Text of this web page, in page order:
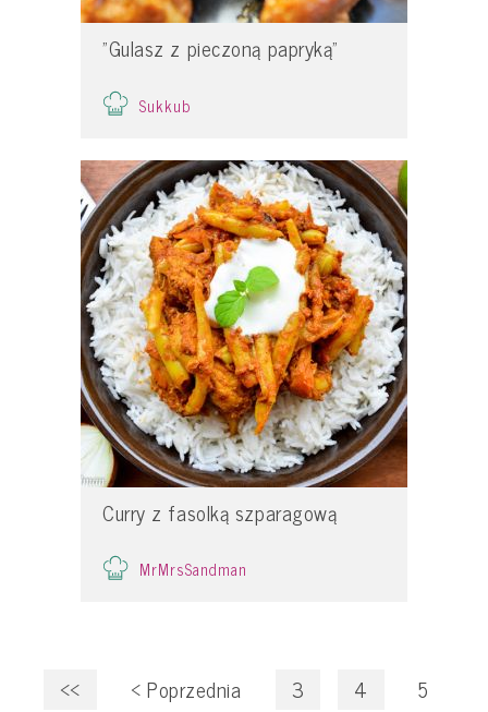
"Gulasz z pieczoną papryką"
Sukkub
Curry z fasolką szparagową
MrMrsSandman
<< < Poprzednia 3 4
5